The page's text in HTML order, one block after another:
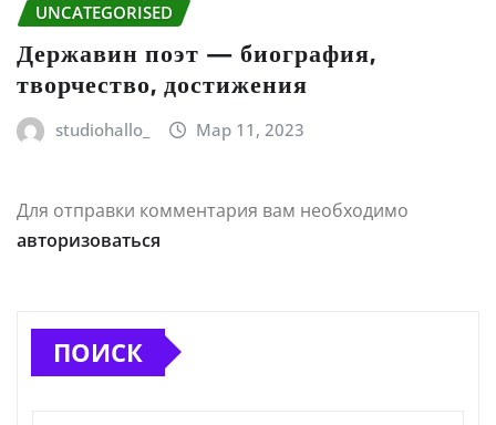
UNCATEGORISED
Державин поэт — биография,
творчество, достижения
studiohallo_ Мар 11, 2023
Для отправки комментария вам необходимо
авторизоваться
ПОИСК